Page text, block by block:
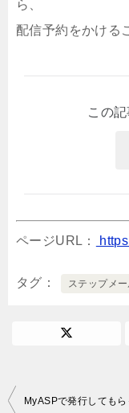
ら、
配信予約をかける
この
ページURL：
タグ ステップメー
投